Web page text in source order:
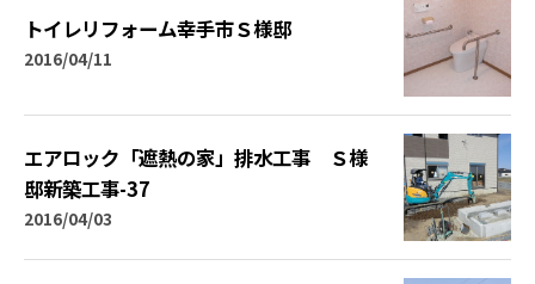
トイレリフォーム幸手市Ｓ様邸
2016/04/11
エアロック「遮熱の家」排水工事 Ｓ様
邸新築工事-37
2016/04/03